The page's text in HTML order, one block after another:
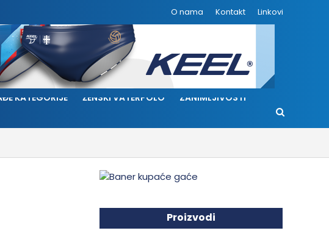
O nama Kontakt Linkovi
KATEGORIJE ŽENSKI VATERPOLO ZANIMLJIVOSTI
Proizvodi